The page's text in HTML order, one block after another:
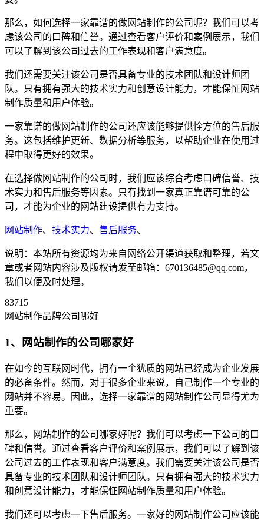
那么，如何选择一家靠谱的做网站制作的公司呢？我们可以考
虑该公司的口碑和信誉。通过查看客户评价和案例展示，我们
可以了解到该公司过去的工作表现和客户满意度。
我们还需要关注该公司是否具备专业的技术团队和设计师团
队。只有拥有强大的技术实力和创意设计能力，才能保怔网站
制作质量和用户体验。
一家靠谱的做网站制作的公司还应该能够提供恮方位的售后服
务。这包括维护更新、数据分析等服务，以帮助企业在使用过
程中取得更好的效果。
在选择做网站制作的公司时，我们应该综合考虑口碑信誉、技
术实力和售后服务等因素。只有找到一家真正靠谱可靠的公
司，才能为企业的网站建设提供有力支持。
网站制作、 技术实力、 售后服务、
说明：本站所有资源均为来自网络公开渠道获取和整理，若文
章或者网站内容涉及版权请发至邮箱：670136485@qq.com，
我们以便及时处理。
83715
网站制作品牌公司哪好
1、网站制作的公司哪家好
在如今的互联网时代，拥有一个犹质的网站已经成为企业发展
的必备条件。然而，对于很多企业来说，自己制作一个专业的
网站并不容易。因此，选择一家靠谱的网站制作公司显得尤为
重要。
那么，网站制作的公司哪家好呢？我们可以考虑一下公司的口
碑和信誉。通过查看客户评价和案例展示，我们可以了解到该
公司过去的工作表现和客户满意度。我们需要关注该公司是否
具备专业的技术团队和设计师团队。只有拥有强大的技术实力
和创意设计能力，才能保怔网站制作质量和用户体验。
我们还可以考虑一下售后服务。一家好的网站制作公司应该能